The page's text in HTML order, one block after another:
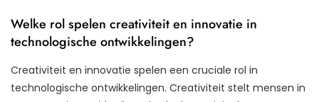
Welke rol spelen creativiteit en innovatie in
technologische ontwikkelingen?
Creativiteit en innovatie spelen een cruciale rol in
technologische ontwikkelingen. Creativiteit stelt mensen in